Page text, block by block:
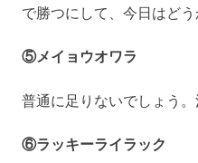
で勝つにして、今日はどう
⑤メイョウオワラ
普通に足りないでしょう。
⑥ラッキーライラック